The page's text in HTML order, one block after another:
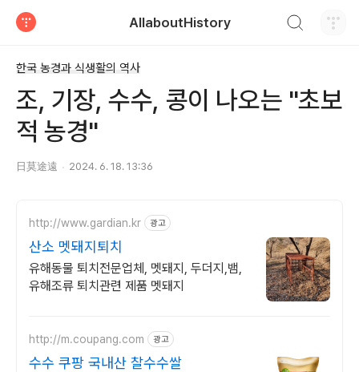
AllaboutHistory
한국 농경과 식생활의 역사
조, 기장, 수수, 콩이 나오는 "초보
적 농경"
日莫途遠 2024. 6. 18. 13:36
http://www.gardian.kr 광고
산소 멧돼지퇴치
유해동물 퇴치전문업체, 멧돼지, 두더지,뱀,
유해조류 퇴치관련 제품 멧돼지
http://m.coupang.com 광고
수수 쿠팡 국내산 찰수수쌀